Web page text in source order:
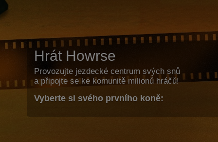
Hrát Howrse
Provozujte jezdecké centrum svých snů
a připojte se ke komunitě milionů hráčů!
Vyberte si svého prvního koně: